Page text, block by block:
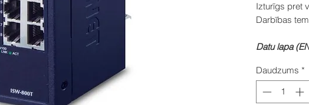
Izturīgs pret
Darbības
Datu lapa
Daudzums *